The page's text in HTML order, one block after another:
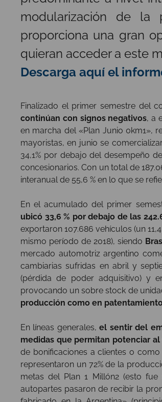
modularización de la
proporciona una gran
quieran acceder a este
Descarga aquí el
Finalizado el primer semestre del
continúan con signos negativos, a
en marcha del «Plan Junio 0km1»,
mayoristas, en junio se
34,1% por debajo del desempeño
concesionarios. Con un total de
interanual de 55,6 % en lo que se
En el acumulado del primer
ubicó 33,6 % por debajo de las
exportaron 107.686 vehículos (un
mismo período de 2018), siendo
mercado automotriz argentino
cambiarias sufridas en abril y
(pérdida de poder adquisitivo) y
provocando un sobre stock de
producción como en
En líneas generales,el sentir del
medidas que permitan potenciar al
de bonificaciones a clientes o
representaron un 72% de la
metas del Plan 1 Millón2 (esto
autopartes pasaron de recibir la